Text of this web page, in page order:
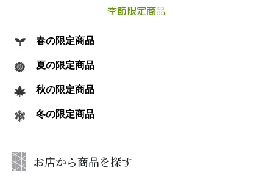
季節限定商品
春の限定商品
夏の限定商品
秋の限定商品
冬の限定商品
お店から商品を探す